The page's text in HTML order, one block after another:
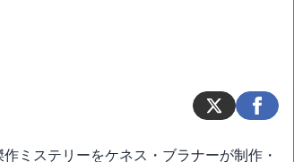
ミステリーをケネス・ブラナーが制作・